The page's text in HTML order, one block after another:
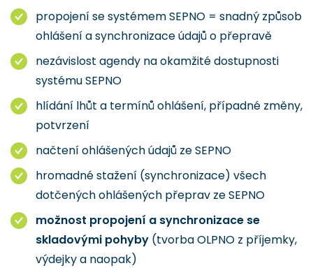
propojení se systémem SEPNO = snadný způsob
ohlášení a synchronizace údajů o přepravě
nezávislost agendy na okamžité dostupnosti
systému SEPNO
hlídání lhůt a termínů ohlášení, případné změny,
potvrzení
načtení ohlášených údajů ze SEPNO
hromadné stažení (synchronizace) všech
dotčených ohlášených přeprav ze SEPNO
možnost propojení a synchronizace se
skladovými pohyby (tvorba OLPNO z příjemky,
výdejky a naopak)